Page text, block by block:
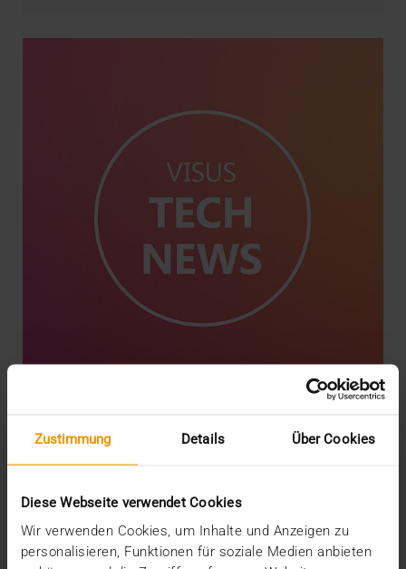
Zustimmung Details Über Cookies
Diese Webseite verwendet Cookies
Wir verwenden Cookies, um Inhalte und Anzeigen zu
personalisieren, Funktionen für soziale Medien anbieten
Erhöhte Sicherheit bei LDAP-
Anbindungen
03.03.2020
Die Firma Microsoft plant, im Rahmen von
Windows-Updates die Sicherheit bei LDAP-